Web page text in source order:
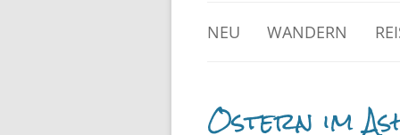
NEU WANDERN
Ostern im